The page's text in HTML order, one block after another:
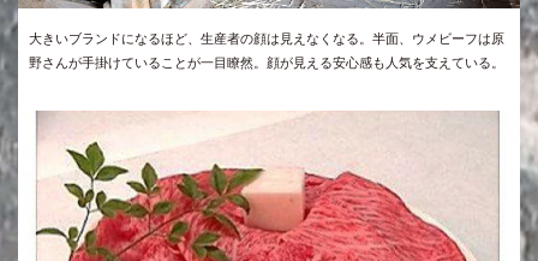
大きいブランドになるほど、生産者の顔は見えなくなる。半面、ウメビーフは原
野さんが手掛けていることが一目瞭然。顔が見える安心感も人気を支えている。